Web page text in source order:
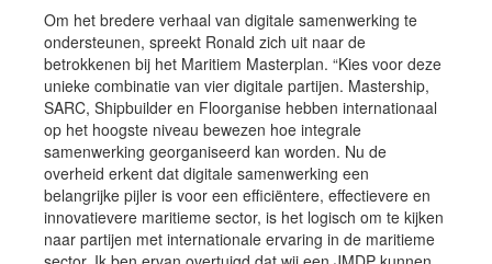
Om het bredere verhaal van digitale samenwerking te
ondersteunen, spreekt Ronald zich uit naar de
betrokkenen bij het Maritiem Masterplan. “Kies voor deze
unieke combinatie van vier digitale partijen. Mastership,
SARC, Shipbuilder en Floorganise hebben internationaal
op het hoogste niveau bewezen hoe integrale
samenwerking georganiseerd kan worden. Nu de
overheid erkent dat digitale samenwerking een
belangrijke pijler is voor een efficiëntere, effectievere en
innovatievere maritieme sector, is het logisch om te kijken
naar partijen met internationale ervaring in de maritieme